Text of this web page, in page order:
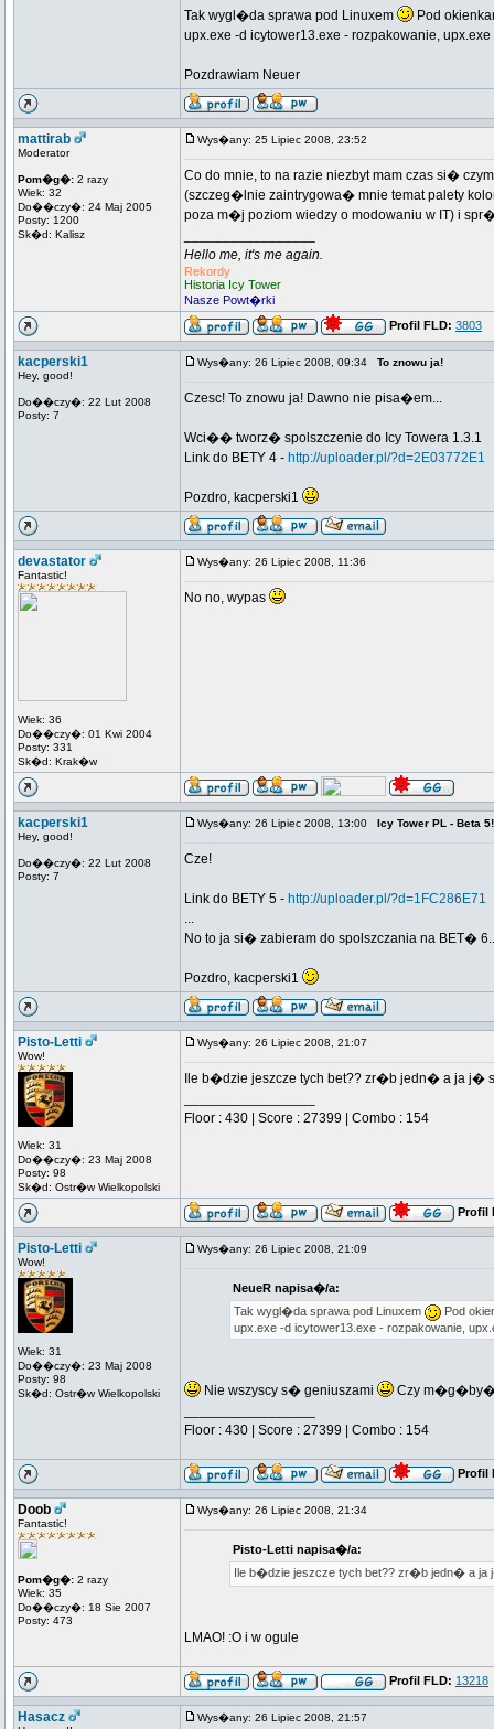
Tak wygl�da sprawa pod Linuxem
Pod
upx.exe -d icytower13.exe - rozpakowanie,
Pozdrawiam Neuer
mattirab
Moderator
Pom�g�: 2 razy
Wiek: 32
Do��czy�: 24 Maj 2005
Posty: 1200
Sk�d: Kalisz
Wys�any: 25 Lipiec 2008, 23:52
Co do mnie, to na razie niezbyt mam czas si�
(szczeg�lnie zaintrygowa� mnie temat palety
poza m�j poziom wiedzy o modowaniu w IT) i
Hello me, it's me again.
Rekordy
Historia Icy Tower
Nasze Powt�rki
Profil FLD: 3803
kacperski1
Hey, good!
Do��czy�: 22 Lut 2008
Posty: 7
Wys�any: 26 Lipiec 2008, 09:34 To znowu ja!
Czesc! To znowu ja! Dawno nie pisa�em...
Wci�� tworz� spolszczenie do Icy Towera 1.3.1
Link do BETY 4 - http://uploader.pl/?d=2E03772E1
Pozdro, kacperski1
devastator
Fantastic!
Wiek: 36
Do��czy�: 01 Kwi 2004
Posty: 331
Sk�d: Krak�w
Wys�any: 26 Lipiec 2008, 11:36
No no, wypas
kacperski1
Hey, good!
Do��czy�: 22 Lut 2008
Posty: 7
Wys�any: 26 Lipiec 2008, 13:00 Icy Tower PL - Beta 5!
Cze!
Link do BETY 5 - http://uploader.pl/?d=1FC286E71
...
No to ja si� zabieram do spolszczania na BET�
Pozdro, kacperski1
Pisto-Letti
Wow!
Wiek: 31
Do��czy�: 23 Maj 2008
Posty: 98
Sk�d: Ostr�w Wielkopolski
Wys�any: 26 Lipiec 2008, 21:07
Ile b�dzie jeszcze tych bet?? zr�b jedn� a ja j�
Floor : 430 | Score : 27399 | Combo : 154
Profil
Pisto-Letti
Wow!
Wiek: 31
Do��czy�: 23 Maj 2008
Posty: 98
Sk�d: Ostr�w Wielkopolski
Wys�any: 26 Lipiec 2008, 21:09
NeueR napisa�/a:
Tak wygl�da sprawa pod Linuxem
Pod
upx.exe -d icytower13.exe - rozpakowanie,
Nie wszyscy s� geniuszami
Czy m�g�by�
Floor : 430 | Score : 27399 | Combo : 154
Profil
Doob
Fantastic!
Pom�g�: 2 razy
Wiek: 35
Do��czy�: 18 Sie 2007
Posty: 473
Wys�any: 26 Lipiec 2008, 21:34
Pisto-Letti napisa�/a:
Ile b�dzie jeszcze tych bet?? zr�b jedn� a ja
LMAO! :O i w ogule
Profil FLD: 13218
Hasacz Wys�any: 26 Lipiec 2008, 21:57